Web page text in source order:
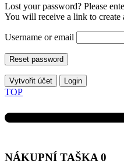
Lost your password? Please
You will receive a link to create
Username or email
Reset password
Vytvořit účet Login
TOP
NÁKUPNÍ TAŠKA 0